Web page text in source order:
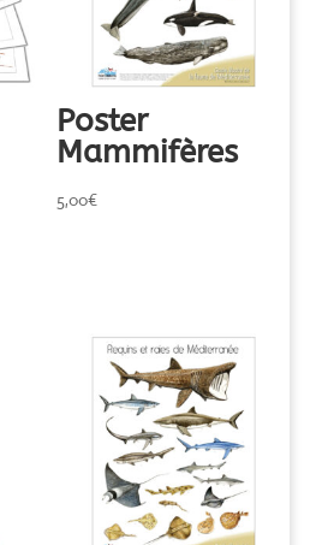
Poster
Mammifères
5,00€